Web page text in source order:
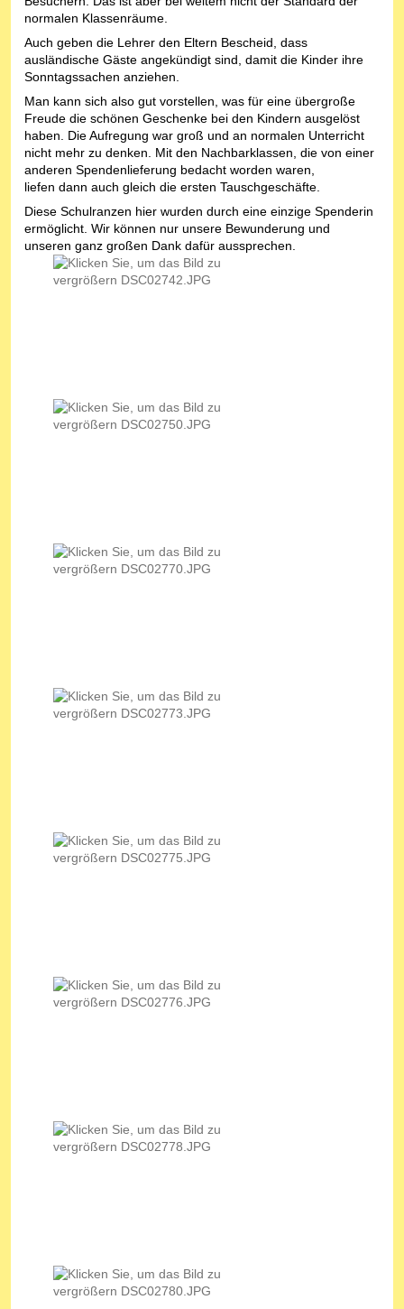
normalen Klassenräume.
Auch geben die Lehrer den Eltern Bescheid, dass
ausländische Gäste angekündigt sind, damit die Kinder ihre
Sonntagssachen anziehen.
Man kann sich also gut vorstellen, was für eine übergroße
Freude die schönen Geschenke bei den Kindern ausgelöst
haben. Die Aufregung war groß und an normalen Unterricht
nicht mehr zu denken. Mit den Nachbarklassen, die von einer
anderen Spendenlieferung bedacht worden waren,
liefen dann auch gleich die ersten Tauschgeschäfte.
Diese Schulranzen hier wurden durch eine einzige Spenderin
ermöglicht. Wir können nur unsere Bewunderung und
unseren ganz großen Dank dafür aussprechen.